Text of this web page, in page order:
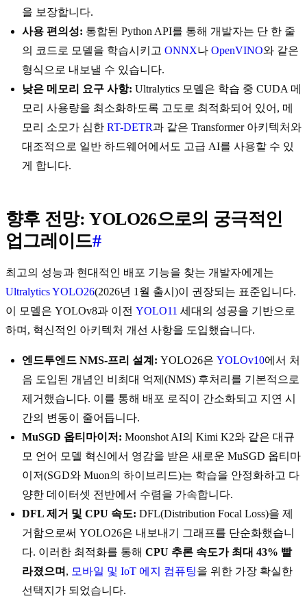
을 보장합니다.
사용 편의성: 통합된 Python API를 통해 개발자는 단 한 줄
의 코드로 모델을 학습시키고 ONNX나 OpenVINO와 같은
형식으로 내보낼 수 있습니다.
낮은 메모리 요구 사항: Ultralytics 모델은 학습 중 CUDA 메
모리 사용량을 최소화하도록 고도로 최적화되어 있어, 메
모리 소모가 심한 RT-DETR과 같은 Transformer 아키텍처와
대조적으로 일반 하드웨어에서도 고급 AI를 사용할 수 있
게 합니다.
향후 전망: YOLO26으로의 궁극적인
업그레이드#
최고의 성능과 현대적인 배포 기능을 찾는 개발자에게는
Ultralytics YOLO26(2026년 1월 출시)이 권장되는 표준입니다.
이 모델은 YOLOv8과 이전 YOLO11 세대의 성공을 기반으로
하며, 혁신적인 아키텍처 개선 사항을 도입했습니다.
엔드투엔드 NMS-프리 설계: YOLO26은 YOLOv10에서 처
음 도입된 개념인 비최대 억제(NMS) 후처리를 기본적으로
제거했습니다. 이를 통해 배포 로직이 간소화되고 지연 시
간의 변동이 줄어듭니다.
MuSGD 옵티마이저: Moonshot AI의 Kimi K2와 같은 대규
모 언어 모델 혁신에서 영감을 받은 새로운 MuSGD 옵티마
이저(SGD와 Muon의 하이브리드)는 학습을 안정화하고 다
양한 데이터셋 전반에서 수렴을 가속합니다.
DFL 제거 및 CPU 속도: DFL(Distribution Focal Loss)을 제
거함으로써 YOLO26은 내보내기 그래프를 단순화했습니
다. 이러한 최적화를 통해 CPU 추론 속도가 최대 43% 빨
라졌으며 , 모바일 및 IoT 에지 컴퓨팅을 위한 가장 확실한
선택지가 되었습니다.